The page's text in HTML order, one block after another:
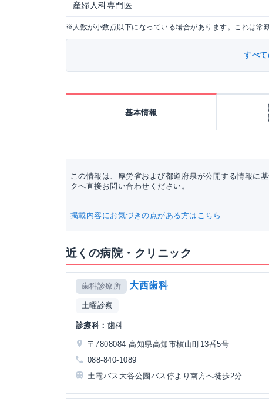
産婦人科専門医
※人数が小数点以下になっている場合があります。これは常
すべ
基本情報
この情報は、厚労省および都道府県が公開する情報に
クへ直接お問い合わせください。
掲載内容にお気づきの点がある方はこちら
近くの病院・クリニック
歯科診療所 大西歯科
土曜診察
診療科： 歯科
〒7808084 高知県高知市槇山町13番5号
088-840-1089
土電バス大谷公園バス停より南方へ徒歩2分